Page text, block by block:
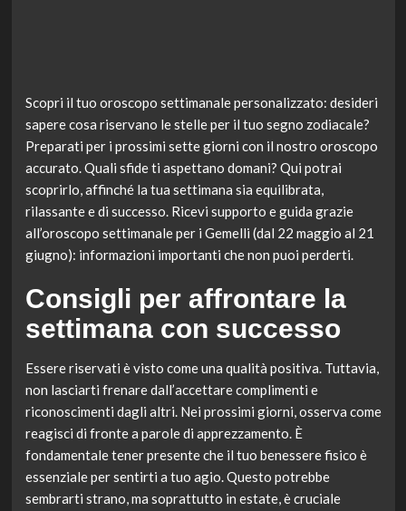
Scopri il tuo oroscopo settimanale personalizzato: desideri
sapere cosa riservano le stelle per il tuo segno zodiacale?
Preparati per i prossimi sette giorni con il nostro oroscopo
accurato. Quali sfide ti aspettano domani? Qui potrai
scoprirlo, affinché la tua settimana sia equilibrata,
rilassante e di successo. Ricevi supporto e guida grazie
all’oroscopo settimanale per i Gemelli (dal 22 maggio al 21
giugno): informazioni importanti che non puoi perderti.
Consigli per affrontare la
settimana con successo
Essere riservati è visto come una qualità positiva. Tuttavia,
non lasciarti frenare dall’accettare complimenti e
riconoscimenti dagli altri. Nei prossimi giorni, osserva come
reagisci di fronte a parole di apprezzamento. È
fondamentale tener presente che il tuo benessere fisico è
essenziale per sentirti a tuo agio. Questo potrebbe
sembrarti strano, ma soprattutto in estate, è cruciale